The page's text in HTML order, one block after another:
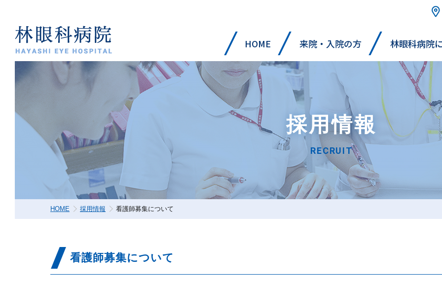
HOME 来院・入院の方 林眼科病院
採用情報
RECRUIT
HOME 採用情報 看護師募集について
看護師募集について